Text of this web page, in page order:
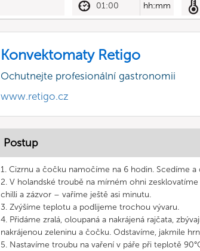
01:00 hh:mm
Konvektomaty Retigo
Ochutnejte profesionální gastronomii
www.retigo.cz
Postup
1. Cizrnu a čočku namočíme na 6 hodin. Scedíme a
2. V holandské troubě na mírném ohni
chilli a zázvor – vaříme ještě asi minutu.
3. Zvýšíme teplotu a podlijeme trochou vývaru.
4. Přidáme zralá, oloupaná a nakrájená rajčata,
nakrájenou zeleninu a čočku. Odstavíme, jakmile
5. Nastavíme troubu na vaření v páře při teplotě